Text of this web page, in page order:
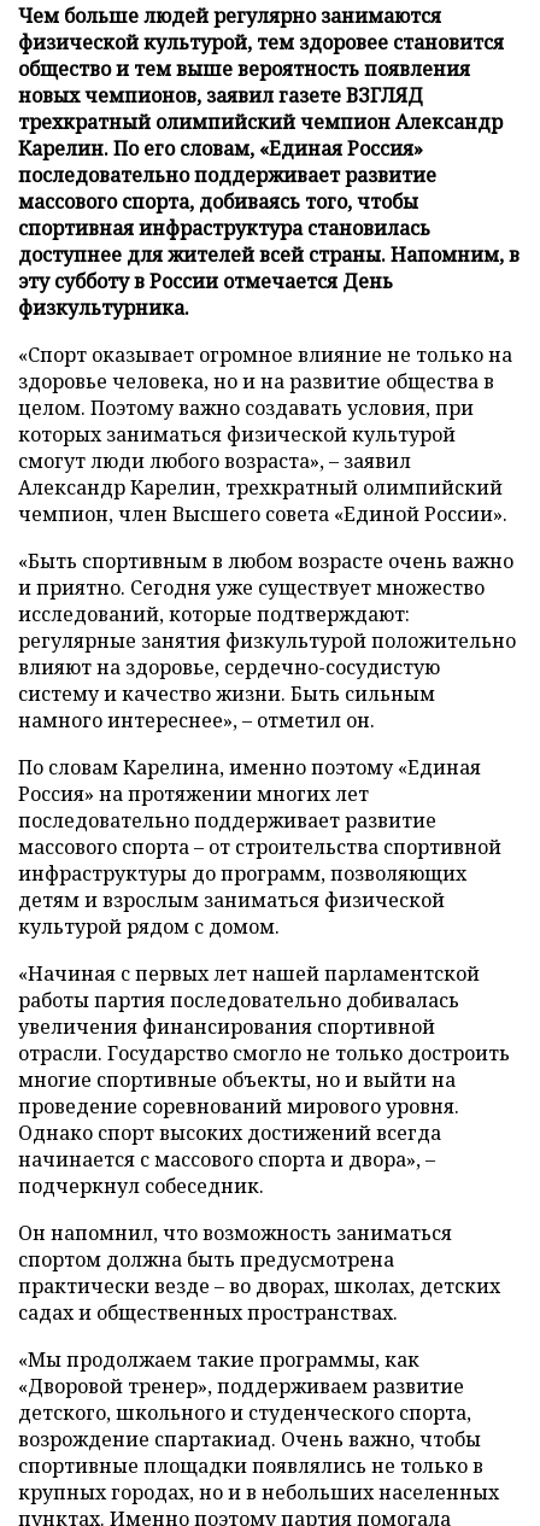
Чем больше людей регулярно занимаются
физической культурой, тем здоровее становится
общество и тем выше вероятность появления
новых чемпионов, заявил газете ВЗГЛЯД
трехкратный олимпийский чемпион Александр
Карелин. По его словам, «Единая Россия»
последовательно поддерживает развитие
массового спорта, добиваясь того, чтобы
спортивная инфраструктура становилась
доступнее для жителей всей страны. Напомним, в
эту субботу в России отмечается День
физкультурника.
«Спорт оказывает огромное влияние не только на
здоровье человека, но и на развитие общества в
целом. Поэтому важно создавать условия, при
которых заниматься физической культурой
смогут люди любого возраста», – заявил
Александр Карелин, трехкратный олимпийский
чемпион, член Высшего совета «Единой России».
«Быть спортивным в любом возрасте очень важно
и приятно. Сегодня уже существует множество
исследований, которые подтверждают:
регулярные занятия физкультурой положительно
влияют на здоровье, сердечно-сосудистую
систему и качество жизни. Быть сильным
намного интереснее», – отметил он.
По словам Карелина, именно поэтому «Единая
Россия» на протяжении многих лет
последовательно поддерживает развитие
массового спорта – от строительства спортивной
инфраструктуры до программ, позволяющих
детям и взрослым заниматься физической
культурой рядом с домом.
«Начиная с первых лет нашей парламентской
работы партия последовательно добивалась
увеличения финансирования спортивной
отрасли. Государство смогло не только достроить
многие спортивные объекты, но и выйти на
проведение соревнований мирового уровня.
Однако спорт высоких достижений всегда
начинается с массового спорта и двора», –
подчеркнул собеседник.
Он напомнил, что возможность заниматься
спортом должна быть предусмотрена
практически везде – во дворах, школах, детских
садах и общественных пространствах.
«Мы продолжаем такие программы, как
«Дворовой тренер», поддерживаем развитие
детского, школьного и студенческого спорта,
возрождение спартакиад. Очень важно, чтобы
спортивные площадки появлялись не только в
крупных городах, но и в небольших населенных
пунктах. Именно поэтому партия помогала